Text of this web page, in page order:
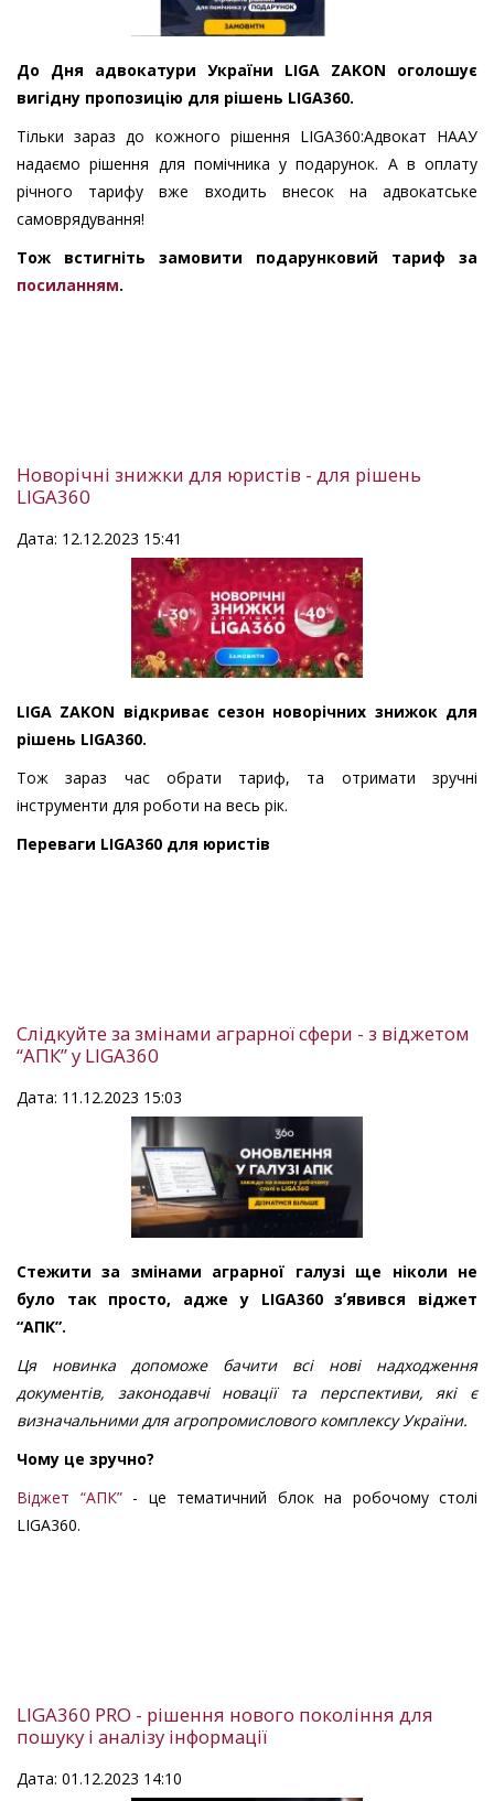
До Дня адвокатури України LIGA ZAKON оголошує
вигідну пропозицію для рішень LIGA360.
Тільки зараз до кожного рішення LIGA360:Адвокат НААУ
надаємо рішення для помічника у подарунок. А в оплату
річного тарифу вже входить внесок на адвокатське
самоврядування!
Тож встигніть замовити подарунковий тариф за
посиланням.
Новорічні знижки для юристів - для рішень
LIGA360
Дата: 12.12.2023 15:41
LIGA ZAKON відкриває сезон новорічних знижок для
рішень LIGA360.
Тож зараз час обрати тариф, та отримати зручні
інструменти для роботи на весь рік.
Переваги LIGA360 для юристів
Слідкуйте за змінами аграрної сфери - з віджетом
“АПК” у LIGA360
Дата: 11.12.2023 15:03
Стежити за змінами аграрної галузі ще ніколи не
було так просто, адже у LIGA360 зʼявився віджет
“АПК”.
Ця новинка допоможе бачити всі нові надходження
документів, законодавчі новації та перспективи, які є
визначальними для агропромислового комплексу України.
Чому це зручно?
Віджет “АПК”- це тематичний блок на робочому столі
LIGA360.
LIGA360 PRO - рішення нового покоління для
пошуку і аналізу інформації
Дата: 01.12.2023 14:10